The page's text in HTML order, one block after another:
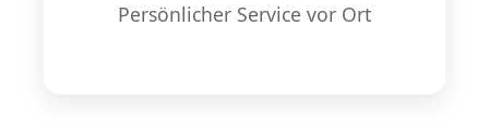
Persönlicher Service vor Ort